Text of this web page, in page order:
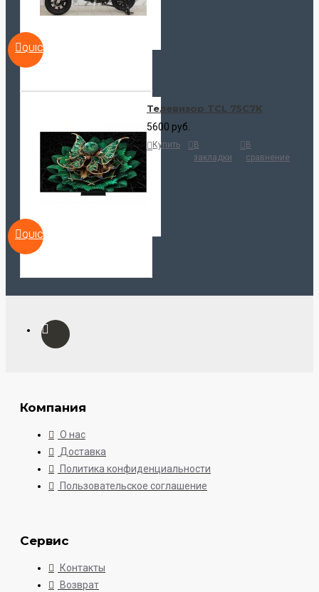
QUICKVIEW
QUICKVIEW
Телевизор TCL 75C7K
5600 руб.
Купить
В
закладки
В
сравнение
Компания
О нас
Доставка
Политика конфиденциальности
Пользовательское соглашение
Сервис
Контакты
Возврат